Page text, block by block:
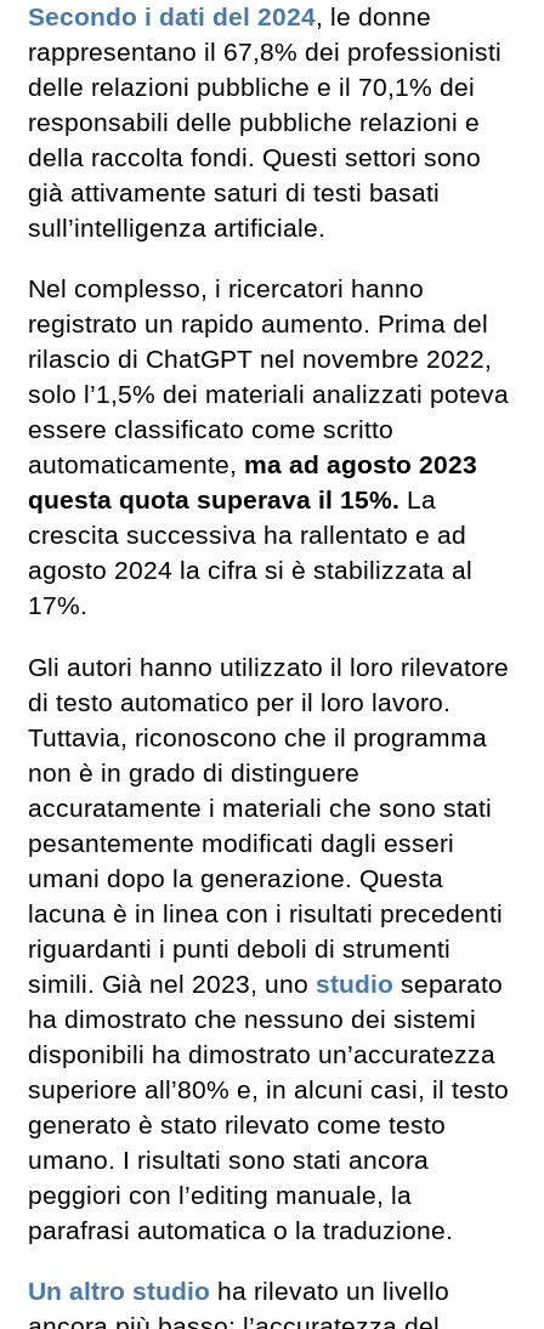
Secondo i dati del 2024, le donne
rappresentano il 67,8% dei professionisti
delle relazioni pubbliche e il 70,1% dei
responsabili delle pubbliche relazioni e
della raccolta fondi. Questi settori sono
già attivamente saturi di testi basati
sull’intelligenza artificiale.
Nel complesso, i ricercatori hanno
registrato un rapido aumento. Prima del
rilascio di ChatGPT nel novembre 2022,
solo l’1,5% dei materiali analizzati poteva
essere classificato come scritto
automaticamente, ma ad agosto 2023
questa quota superava il 15%. La
crescita successiva ha rallentato e ad
agosto 2024 la cifra si è stabilizzata al
17%.
Gli autori hanno utilizzato il loro rilevatore
di testo automatico per il loro lavoro.
Tuttavia, riconoscono che il programma
non è in grado di distinguere
accuratamente i materiali che sono stati
pesantemente modificati dagli esseri
umani dopo la generazione. Questa
lacuna è in linea con i risultati precedenti
riguardanti i punti deboli di strumenti
simili. Già nel 2023, uno studio separato
ha dimostrato che nessuno dei sistemi
disponibili ha dimostrato un’accuratezza
superiore all’80% e, in alcuni casi, il testo
generato è stato rilevato come testo
umano. I risultati sono stati ancora
peggiori con l’editing manuale, la
parafrasi automatica o la traduzione.
Un altro studio ha rilevato un livello